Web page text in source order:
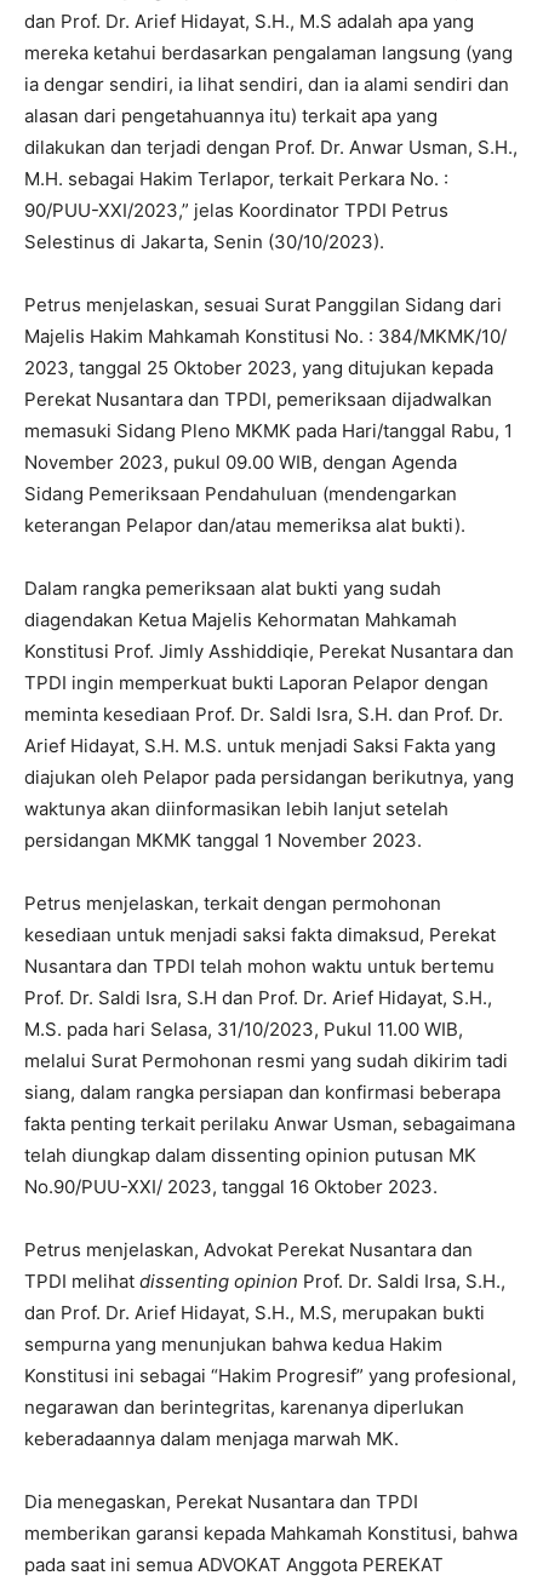
dan Prof. Dr. Arief Hidayat, S.H., M.S adalah apa yang
mereka ketahui berdasarkan pengalaman langsung (yang
ia dengar sendiri, ia lihat sendiri, dan ia alami sendiri dan
alasan dari pengetahuannya itu) terkait apa yang
dilakukan dan terjadi dengan Prof. Dr. Anwar Usman, S.H.,
M.H. sebagai Hakim Terlapor, terkait Perkara No. :
90/PUU-XXI/2023,” jelas Koordinator TPDI Petrus
Selestinus di Jakarta, Senin (30/10/2023).
Petrus menjelaskan, sesuai Surat Panggilan Sidang dari
Majelis Hakim Mahkamah Konstitusi No. : 384/MKMK/10/
2023, tanggal 25 Oktober 2023, yang ditujukan kepada
Perekat Nusantara dan TPDI, pemeriksaan dijadwalkan
memasuki Sidang Pleno MKMK pada Hari/tanggal Rabu, 1
November 2023, pukul 09.00 WIB, dengan Agenda
Sidang Pemeriksaan Pendahuluan (mendengarkan
keterangan Pelapor dan/atau memeriksa alat bukti).
Dalam rangka pemeriksaan alat bukti yang sudah
diagendakan Ketua Majelis Kehormatan Mahkamah
Konstitusi Prof. Jimly Asshiddiqie, Perekat Nusantara dan
TPDI ingin memperkuat bukti Laporan Pelapor dengan
meminta kesediaan Prof. Dr. Saldi Isra, S.H. dan Prof. Dr.
Arief Hidayat, S.H. M.S. untuk menjadi Saksi Fakta yang
diajukan oleh Pelapor pada persidangan berikutnya, yang
waktunya akan diinformasikan lebih lanjut setelah
persidangan MKMK tanggal 1 November 2023.
Petrus menjelaskan, terkait dengan permohonan
kesediaan untuk menjadi saksi fakta dimaksud, Perekat
Nusantara dan TPDI telah mohon waktu untuk bertemu
Prof. Dr. Saldi Isra, S.H dan Prof. Dr. Arief Hidayat, S.H.,
M.S. pada hari Selasa, 31/10/2023, Pukul 11.00 WIB,
melalui Surat Permohonan resmi yang sudah dikirim tadi
siang, dalam rangka persiapan dan konfirmasi beberapa
fakta penting terkait perilaku Anwar Usman, sebagaimana
telah diungkap dalam dissenting opinion putusan MK
No.90/PUU-XXI/ 2023, tanggal 16 Oktober 2023.
Petrus menjelaskan, Advokat Perekat Nusantara dan
TPDI melihat dissenting opinion Prof. Dr. Saldi Irsa, S.H.,
dan Prof. Dr. Arief Hidayat, S.H., M.S, merupakan bukti
sempurna yang menunjukan bahwa kedua Hakim
Konstitusi ini sebagai “Hakim Progresif” yang profesional,
negarawan dan berintegritas, karenanya diperlukan
keberadaannya dalam menjaga marwah MK.
Dia menegaskan, Perekat Nusantara dan TPDI
memberikan garansi kepada Mahkamah Konstitusi, bahwa
pada saat ini semua ADVOKAT Anggota PEREKAT